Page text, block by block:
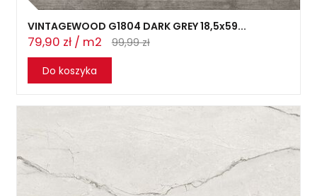
VINTAGEWOOD G1804 DARK GREY 18,5x59...
79,90 zł / m2
99,99 zł
Do koszyka